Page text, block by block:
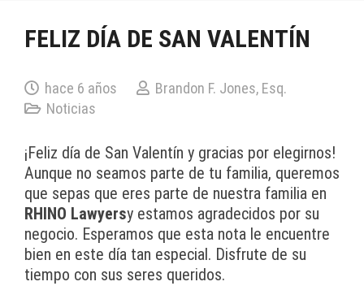
FELIZ DÍA DE SAN VALENTÍN
hace 6 años
Brandon F. Jones, Esq.
Noticias
¡Feliz día de San Valentín y gracias por elegirnos!
Aunque no seamos parte de tu familia, queremos
que sepas que eres parte de nuestra familia en
RHINO Lawyersy estamos agradecidos por su
negocio. Esperamos que esta nota le encuentre
bien en este día tan especial. Disfrute de su
tiempo con sus seres queridos.